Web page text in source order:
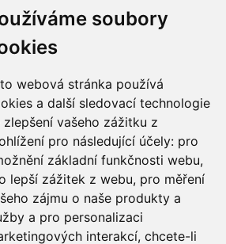
soubory
webová stránka používá
a další sledovací technologie
zlepšení vašeho zážitku z
pro následující účely: pro
základní funkčnosti webu,
lepší zážitek z webu, pro měření
zájmu o naše produkty a
a pro personalizaci
interakcí,chcete-li
396 01 Humpolec
505